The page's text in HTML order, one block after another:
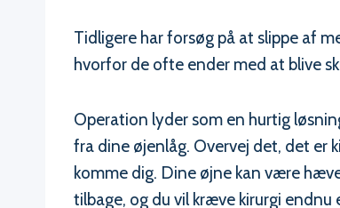
Tidligere har forsøg på at slippe af
hvorfor de ofte ender med at blive
Operation lyder som en hurtig
fra dine øjenlåg. Overvej det, det er
komme dig. Dine øjne kan være
tilbage, og du vil kræve kirurgi endnu